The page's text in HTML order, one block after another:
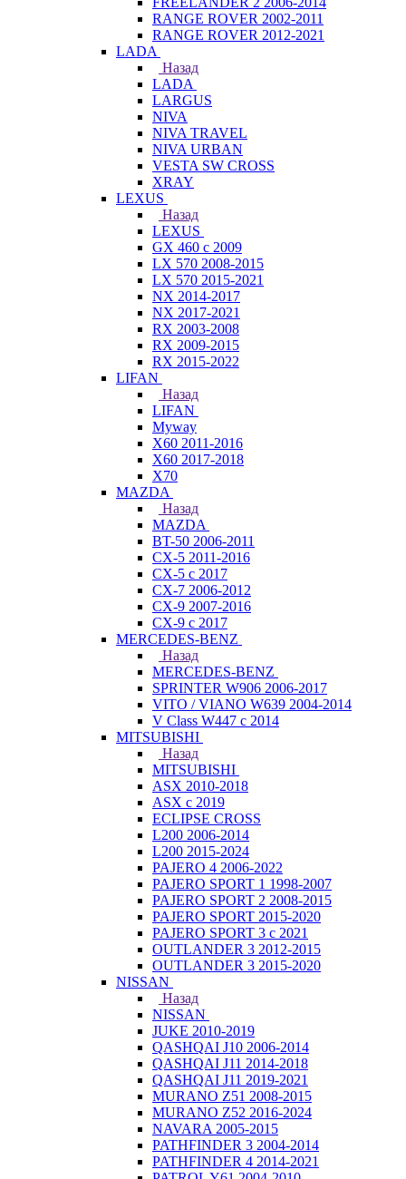
RANGE ROVER 2002-2011
RANGE ROVER 2012-2021
LADA
Назад
LADA
LARGUS
NIVA
NIVA TRAVEL
NIVA URBAN
VESTA SW CROSS
XRAY
LEXUS
Назад
LEXUS
GX 460 с 2009
LX 570 2008-2015
LX 570 2015-2021
NX 2014-2017
NX 2017-2021
RX 2003-2008
RX 2009-2015
RX 2015-2022
LIFAN
Назад
LIFAN
Myway
X60 2011-2016
X60 2017-2018
X70
MAZDA
Назад
MAZDA
BT-50 2006-2011
CX-5 2011-2016
CX-5 с 2017
CX-7 2006-2012
CX-9 2007-2016
CX-9 с 2017
MERCEDES-BENZ
Назад
MERCEDES-BENZ
SPRINTER W906 2006-2017
VITO / VIANO W639 2004-2014
V Class W447 с 2014
MITSUBISHI
Назад
MITSUBISHI
ASX 2010-2018
ASX с 2019
ECLIPSE CROSS
L200 2006-2014
L200 2015-2024
PAJERO 4 2006-2022
PAJERO SPORT 1 1998-2007
PAJERO SPORT 2 2008-2015
PAJERO SPORT 2015-2020
PAJERO SPORT 3 с 2021
OUTLANDER 3 2012-2015
OUTLANDER 3 2015-2020
NISSAN
Назад
NISSAN
JUKE 2010-2019
QASHQAI J10 2006-2014
QASHQAI J11 2014-2018
QASHQAI J11 2019-2021
MURANO Z51 2008-2015
MURANO Z52 2016-2024
NAVARA 2005-2015
PATHFINDER 3 2004-2014
PATHFINDER 4 2014-2021